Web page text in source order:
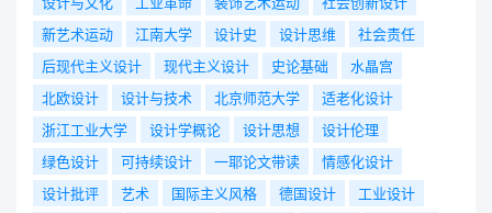
新艺术运动
江南大学 设计史 设计思维
社会责任
后现代主义设计
现代主义设计 史论基础
水晶宫
北欧设计
设计与技术 北京师范大学
适老化设计
浙江工业大学
设计学概论 设计思想
设计伦理
绿色设计
可持续设计 一耶论文带读
情感化设计
设计批评
艺术 国际主义风格 德国设计
工业设计